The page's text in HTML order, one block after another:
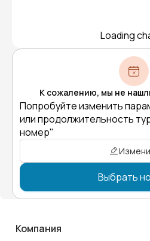
Loading
К сожалению, мы не
Попробуйте изменить
или продолжительность
номер"
Выбрать
Компания